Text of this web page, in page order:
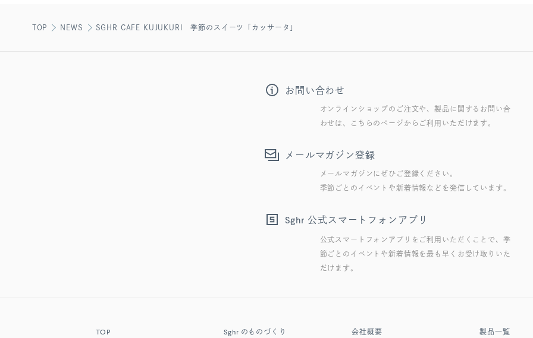
TOP NEWS SGHR CAFE KUJUKURI 季節のスイーツ「カッサータ」
お問い合わせ
オンラインショップのご注文や、製品に関するお問い合
わせは、こちらのページからご利用いただけます。
メールマガジン登録
メールマガジンにぜひご登録ください。
季節ごとのイベントや新着情報などを発信しています。
Sghr 公式スマートフォンアプリ
公式スマートフォンアプリをご利用いただくことで、季
節ごとのイベントや新着情報を最も早くお受け取りいた
だけます。
TOP Sghr のものづくり 会社概要 製品一覧